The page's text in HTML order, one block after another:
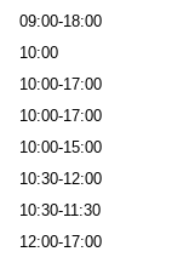
09:00-18:00
10:00
10:00-17:00
10:00-17:00
10:00-15:00
10:30-12:00
10:30-11:30
12:00-17:00